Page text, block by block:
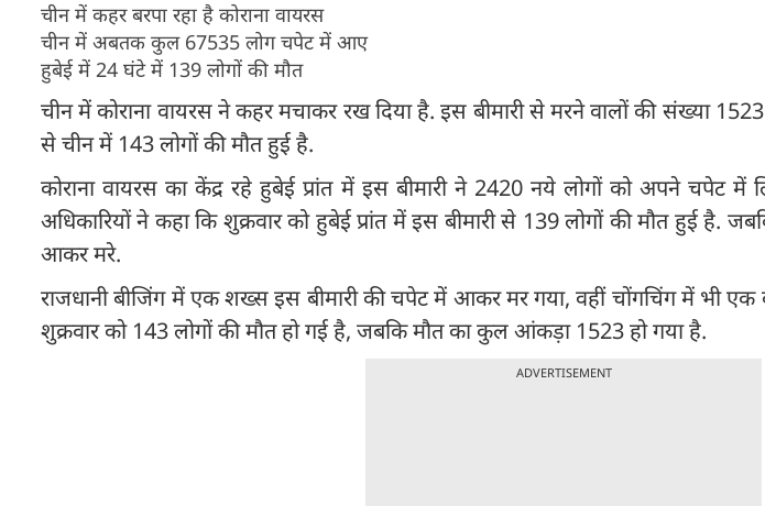
चीन में कहर बरपा रहा है कोराना वायरस
चीन में अबतक कुल 67535 लोग चपेट में आए
हुबेई में 24 घंटे में 139 लोगों की मौत
चीन में कोराना वायरस ने कहर मचाकर रख दिया है. इस बीमारी से मरने वालों की संख्या 1523
से चीन में 143 लोगों की मौत हुई है.
कोराना वायरस का केंद्र रहे हुबेई प्रांत में इस बीमारी ने 2420 नये लोगों को अपने
अधिकारियों ने कहा कि शुक्रवार को हुबेई प्रांत में इस बीमारी से 139 लोगों की मौत हुई है.
आकर मरे.
राजधानी बीजिंग में एक शख्स इस बीमारी की चपेट में आकर मर गया, वहीं चोंगचिंग में भी एक
शुक्रवार को 143 लोगों की मौत हो गई है, जबकि मौत का कुल आंकड़ा 1523 हो गया है.
ADVERTISEMENT